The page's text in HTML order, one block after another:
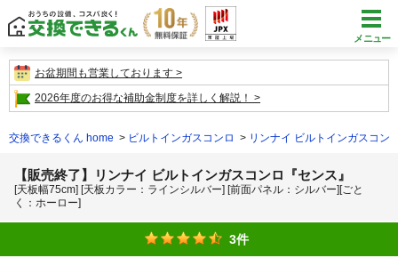
メニュー
お盆期間も営業しております
2026年度のお得な補助金制度を詳しく解説！
交換できるくん home ビルトインガスコンロ リンナイ ビルトインガスコン
【販売終了】リンナイ ビルトインガスコンロ『センス』
[天板幅75cm] [天板カラー：ラインシルバー] [前面パネル：シルバー][ごと
く：ホーロー]
3件